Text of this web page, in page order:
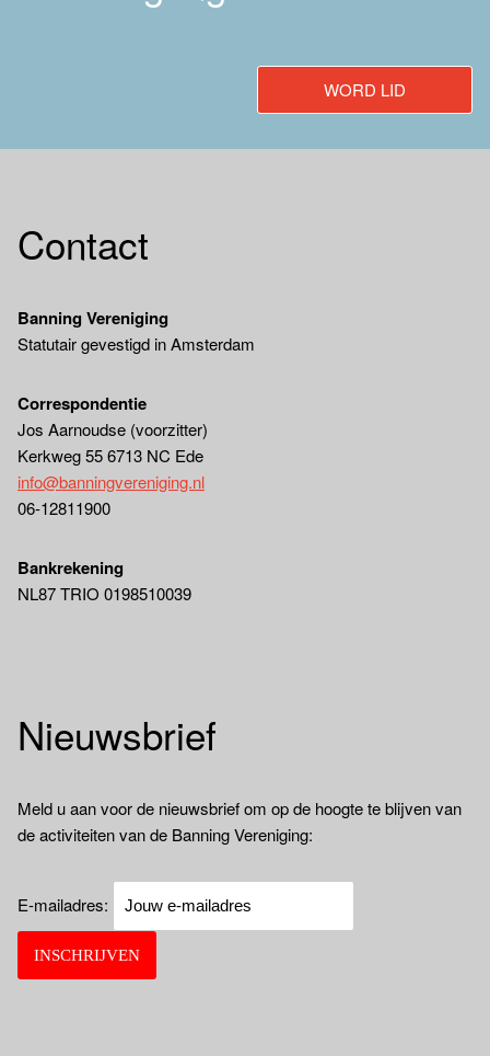
WORD LID
Contact
Banning Vereniging
Statutair gevestigd in Amsterdam
Correspondentie
Jos Aarnoudse (voorzitter)
Kerkweg 55 6713 NC Ede
info@banningvereniging.nl
06-12811900
Bankrekening
NL87 TRIO 0198510039
Nieuwsbrief
Meld u aan voor de nieuwsbrief om op de hoogte te blijven van
de activiteiten van de Banning Vereniging:
E-mailadres: